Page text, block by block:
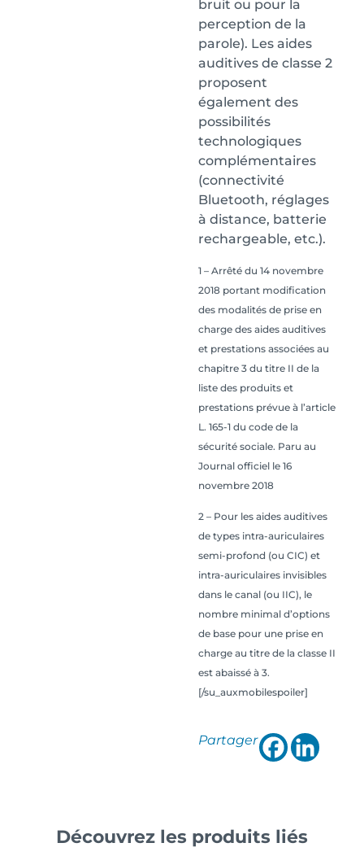
bruit ou pour la
perception de la
parole). Les aides
auditives de classe 2
proposent
également des
possibilités
technologiques
complémentaires
(connectivité
Bluetooth, réglages
à distance, batterie
rechargeable, etc.).
1 – Arrêté du 14 novembre
2018 portant modification
des modalités de prise en
charge des aides auditives
et prestations associées au
chapitre 3 du titre II de la
liste des produits et
prestations prévue à l’article
L. 165-1 du code de la
sécurité sociale. Paru au
Journal officiel le 16
novembre 2018
2 – Pour les aides auditives
de types intra-auriculaires
semi-profond (ou CIC) et
intra-auriculaires invisibles
dans le canal (ou IIC), le
nombre minimal d’options
de base pour une prise en
charge au titre de la classe II
est abaissé à 3.
[/su_auxmobilespoiler]
Partager
Découvrez les produits liés